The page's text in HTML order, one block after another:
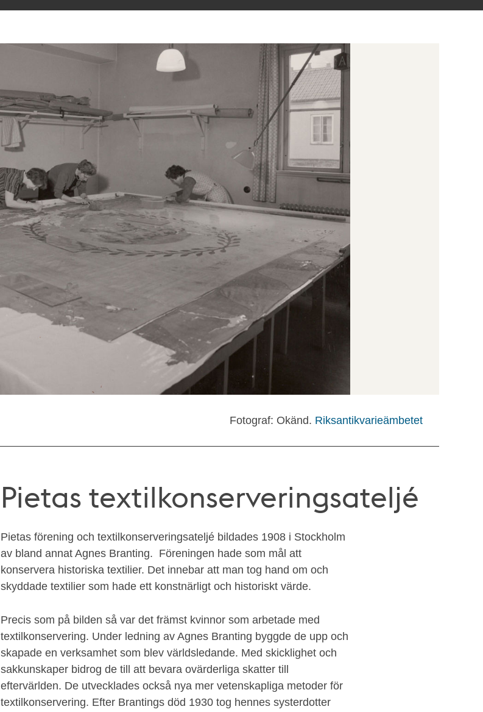
Fotograf: Okänd. Riksantikvarieämbetet
Pietas textilkonserveringsateljé
Pietas förening och textilkonserveringsateljé bildades 1908 i Stockholm
av bland annat Agnes Branting. Föreningen hade som mål att
konservera historiska textilier. Det innebar att man tog hand om och
skyddade textilier som hade ett konstnärligt och historiskt värde.
Precis som på bilden så var det främst kvinnor som arbetade med
textilkonservering. Under ledning av Agnes Branting byggde de upp och
skapade en verksamhet som blev världsledande. Med skicklighet och
sakkunskaper bidrog de till att bevara ovärderliga skatter till
eftervärlden. De utvecklades också nya mer vetenskapliga metoder för
textilkonservering. Efter Brantings död 1930 tog hennes systerdotter